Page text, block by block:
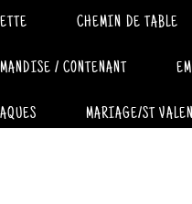
CHEMIN DE TABLE
/ CONTENANT
MARIAGE/ST